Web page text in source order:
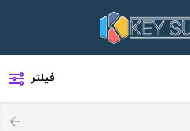
فیلتر